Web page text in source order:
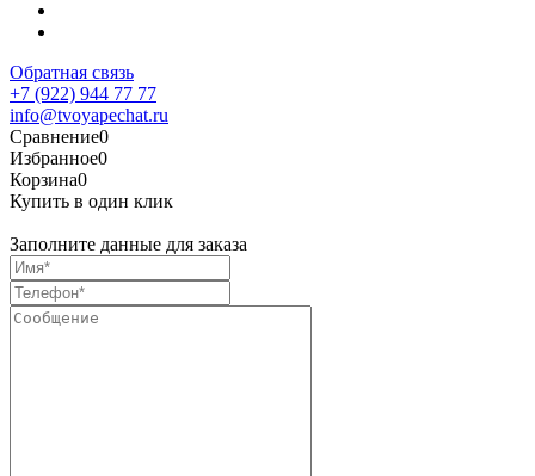
Обратная связь
+7 (922) 944 77 77
info@tvoyapechat.ru
Сравнение0
Избранное0
Корзина0
Купить в один клик
Заполните данные для заказа